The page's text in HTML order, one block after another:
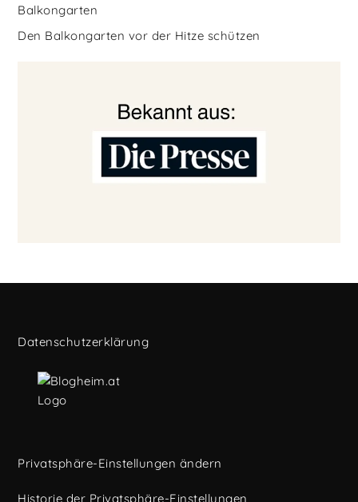
Balkongarten
Den Balkongarten vor der Hitze schützen
Datenschutzerklärung
Privatsphäre-Einstellungen ändern
Historie der Privatsphäre-Einstellungen